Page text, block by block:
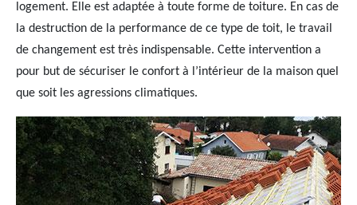
logement. Elle est adaptée à toute forme de toiture. En cas de
la destruction de la performance de ce type de toit, le travail
de changement est très indispensable. Cette intervention a
pour but de sécuriser le confort à l’intérieur de la maison quel
que soit les agressions climatiques.